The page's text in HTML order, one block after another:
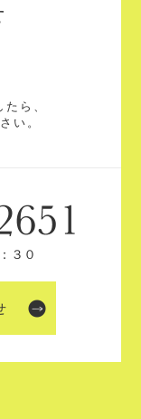
ら、
い。
３０